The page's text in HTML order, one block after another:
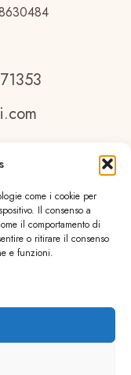
come i cookie per
Il consenso a
il comportamento di
o ritirare il consenso
e funzioni.